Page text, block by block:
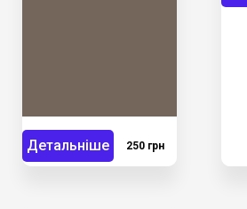
Детальніше 250 грн